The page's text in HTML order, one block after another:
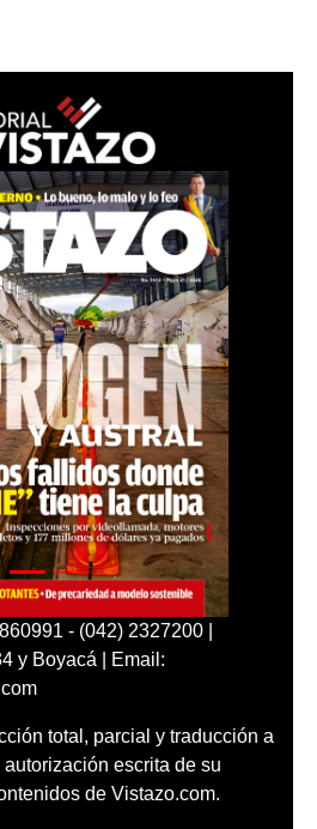
- (042) 2327200 |
y Boyacá | Email:
total, parcial y traducción a
escrita de su
de Vistazo.com.